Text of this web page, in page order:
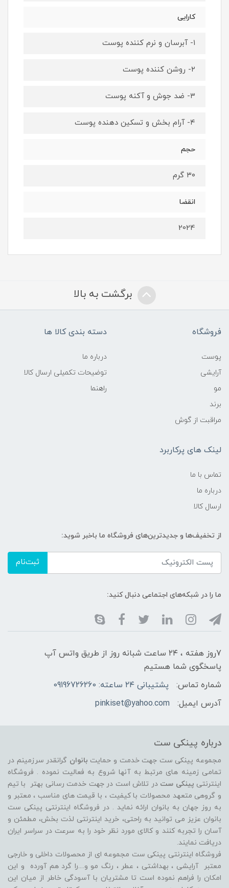
کارایی
۱- آبرسان و نرم کننده پوست
۲- روشن کننده پوست
۳- ضد جوش و آکنه پوست
۴- آرام بخش و ‌تسکین دهنده پوست
حجم
۳۰ گرم
انقضا
2024
برگشت به بالا
فروشگاه
پوست
آرایشی
مو
برند
مراقبت از گوش
دسته بندی کالا ها
درباره ما
توضیحات تکمیلی ارسال کالا
راهنما
لینک های پرکاربرد
تماس با ما
درباره ما
ارسال کالا
از تخفیف‌ها و جدیدترین‌های فروشگاه ما باخبر شوید:
ثبت‌نام
ما را در شبکه‌های اجتماعی دنبال کنید:
7روز هفته ، ۲۴ ساعت شبانه‌ روز از طریق واتس آپ
پاسخگوی شما هستیم
شماره تماس:
پشتیبانی ۲۴ ساعته: 09196726260
آدرس ایمیل:
pinkiset@yahoo.com
درباره پینکی ست
مجموعه پینکی ست جهت خدمت و حمایت بانوان گرانقدر سرزمینم در
تمامی زمینه های مرتبط به آنها شروع به فعالیت نموده . فروشگاه
اینترنتی پینکی ست در تلاش است در جهت خدمت رسانی بهتر با تیم
و گروهی متعهد محصولات با کیفیت ، با قیمت های مناسب ، معتبر و
به روز جهان به بانوان ارائه نماید . در فروشگاه اینترنتی پینکی ست
بانوان عزیز می توانيد به راحتی، خرید اینترنتی لذت بخش، مطمئن و
آسان را تجربه کنند و کالای مورد نظر خود را به سرعت در سراسر ایران
دریافت نمایند.
فروشگاه اینترنتی پینکی ست مجموعه ای از محصولات داخلی و خارجی
معتبر آرایشی ، بهداشتی ، عطر ، رنگ مو و....را گرد هم آورده و اين
امکان را فراهم نموده است تا مشتريان با آسودگی خاطر از ميان اين